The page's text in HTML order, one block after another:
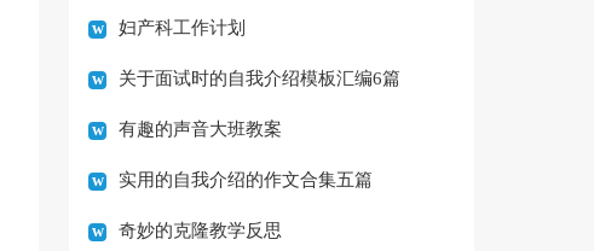
篇）妇产科工作计划
关于面试时的自我介绍模板汇编6篇
有趣的声音大班教案
实用的自我介绍的作文合集五篇
奇妙的克隆教学反思